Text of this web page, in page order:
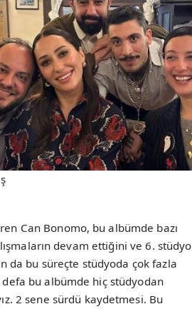
Can Bonomo, bu albümde bazı
devam ettiğini ve 6. stüdyo
da bu süreçte stüdyoda çok fazla
bu albümde hiç stüdyodan
2 sene sürdü kaydetmesi. Bu